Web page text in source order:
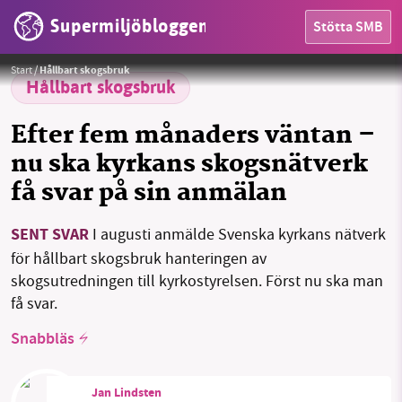
Supermiljöbloggen Stötta SMB
OMRÅDEN
Start/Hållbart skogsbruk
Hållbart skogsbruk
Efter fem månaders väntan –
nu ska kyrkans skogsnätverk
få svar på sin anmälan
SENT SVAR I augusti anmälde Svenska kyrkans nätverk
för hållbart skogsbruk hanteringen av
skogsutredningen till kyrkostyrelsen. Först nu ska man
få svar.
Snabbläs
Jan Lindsten
Grizzlybear-se / Pixabay License